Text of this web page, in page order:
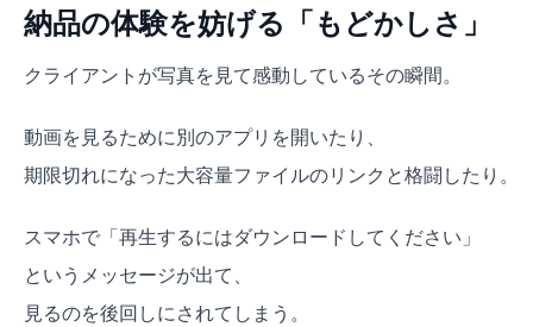
納品の体験を妨げる「もどかしさ」
クライアントが写真を見て感動しているその瞬間。
動画を見るために別のアプリを開いたり、
期限切れになった大容量ファイルのリンクと格闘したり。
スマホで「再生するにはダウンロードしてください」
というメッセージが出て、
見るのを後回しにされてしまう。